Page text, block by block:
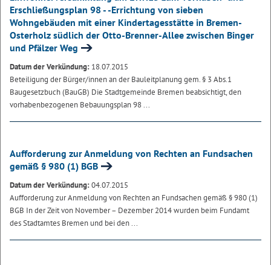
Erschließungsplan 98 - -Errichtung von sieben
Wohngebäuden mit einer Kindertagesstätte in Bremen-
Osterholz südlich der Otto-Brenner-Allee zwischen Binger
und Pfälzer Weg
Datum der Verkündung: 18.07.2015
Beteiligung der Bürger/innen an der Bauleitplanung gem. § 3 Abs.1
Baugesetzbuch (BauGB) Die Stadtgemeinde Bremen beabsichtigt, den
vorhabenbezogenen Bebauungsplan 98 ...
Aufforderung zur Anmeldung von Rechten an Fundsachen
gemäß § 980 (1) BGB
Datum der Verkündung:04.07.2015
Aufforderung zur Anmeldung von Rechten an Fundsachen gemäß § 980 (1)
BGB In der Zeit von November – Dezember 2014 wurden beim Fundamt
des Stadtamtes Bremen und bei den ...